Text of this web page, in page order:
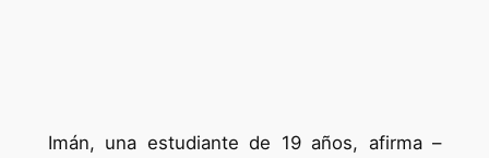
Imán, una estudiante de 19 años, afirma –